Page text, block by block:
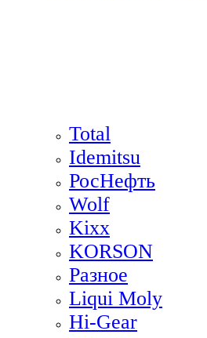
Total
Idemitsu
РосНефть
Wolf
Kixx
KORSON
Разное
Liqui Moly
Hi-Gear